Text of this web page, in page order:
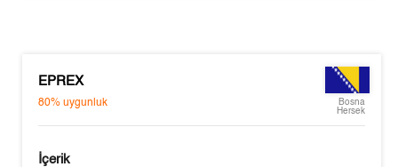
EPREX
80%uygunluk
Bosna
Hersek
İçerik